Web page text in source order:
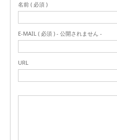
名前 ( 必須 )
E-MAIL ( 必須 ) - 公開されません -
URL